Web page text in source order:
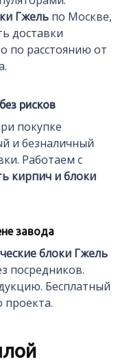
Гжель по Москве,
доставки
по расстоянию от
рисков
покупке
и безналичный
Работаем с
кирпич и блоки
завода
блоки Гжель
посредников.
Бесплатный
проекта.